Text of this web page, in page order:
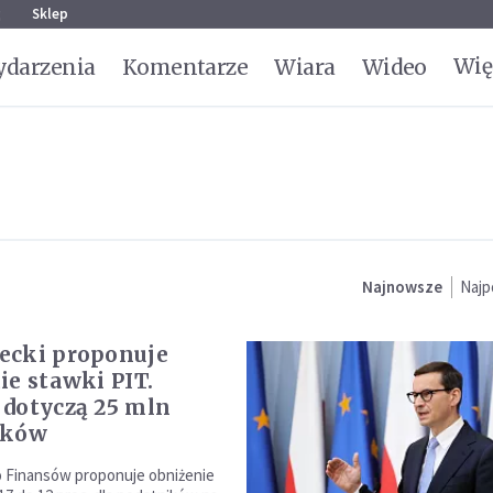
Sklep
Komentarze Wiara Wideo
Najnowsze
proponuje
stawki PIT.
25 mln
proponuje obniżenie